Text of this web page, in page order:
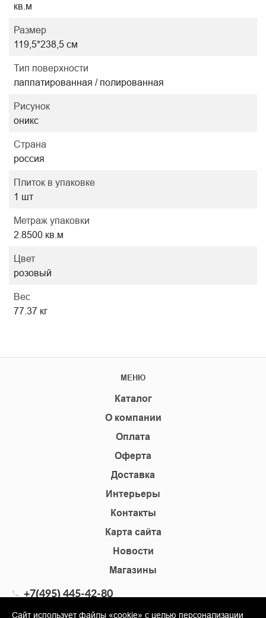
кв.м
Размер
119,5*238,5 см
Тип поверхности
лаппатированная / полированная
Рисунок
оникс
Страна
россия
Плиток в упаковке
1 шт
Метраж упаковки
2.8500 кв.м
Цвет
розовый
Вес
77.37 кг
МЕНЮ
Каталог
О компании
Оплата
Оферта
Доставка
Интерьеры
Контакты
Карта сайта
Новости
Магазины
+7(495) 445-42-80
Сайт использует файлы «cookie» с целью персонализации